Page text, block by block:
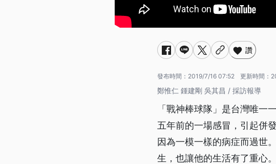
讚
發布時間： 2019/7/16 07:52 更新時間：
鄭惟仁 鍾建剛 吳其昌 / 採訪報導
「戰神棒球隊」是台灣唯一
五年前的一場感冒，引起併
因為一模一樣的病症而過世
生，也讓他的生活有了重心。